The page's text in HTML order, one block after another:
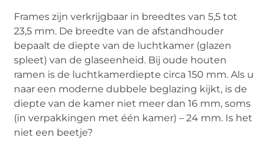
Frames zijn verkrijgbaar in breedtes van 5,5 tot
23,5 mm. De breedte van de afstandhouder
bepaalt de diepte van de luchtkamer (glazen
spleet) van de glaseenheid. Bij oude houten
ramen is de luchtkamerdiepte circa 150 mm. Als u
naar een moderne dubbele beglazing kijkt, is de
diepte van de kamer niet meer dan 16 mm, soms
(in verpakkingen met één kamer) – 24 mm. Is het
niet een beetje?